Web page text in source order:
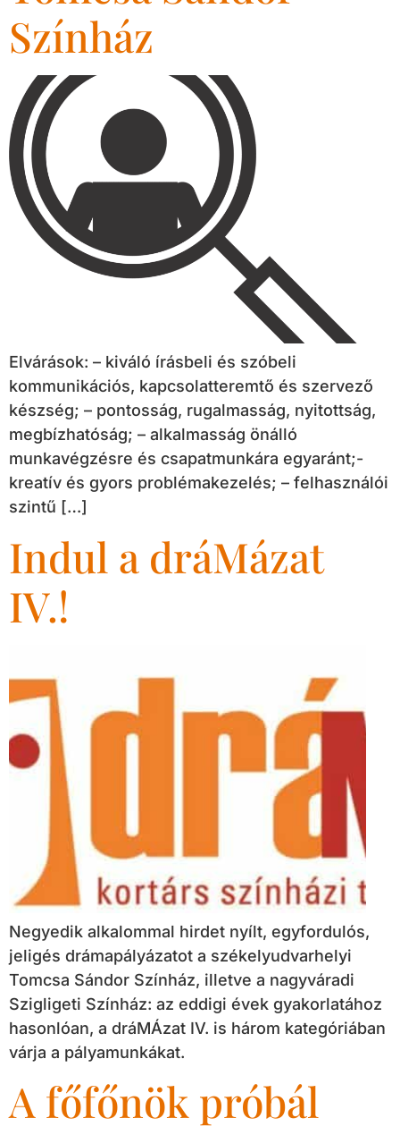
Színház
Elvárások: – kiváló írásbeli és szóbeli
kommunikációs, kapcsolatteremtő és szervező
készség; – pontosság, rugalmasság, nyitottság,
megbízhatóság; – alkalmasság önálló
munkavégzésre és csapatmunkára egyaránt;-
kreatív és gyors problémakezelés; – felhasználói
szintű […]
Indul a dráMázat
IV.!
Negyedik alkalommal hirdet nyílt, egyfordulós,
jeligés drámapályázatot a székelyudvarhelyi
Tomcsa Sándor Színház, illetve a nagyváradi
Szigligeti Színház: az eddigi évek gyakorlatához
hasonlóan, a dráMÁzat IV. is három kategóriában
várja a pályamunkákat.
A főfőnök próbál